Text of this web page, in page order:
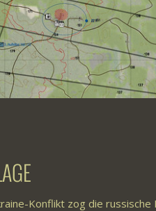
Konflikt zog die